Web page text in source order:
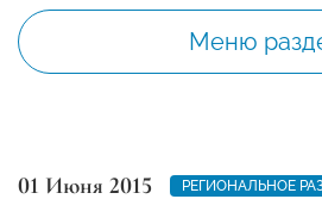
Меню
01 Июня 2015 РЕГИОНАЛЬНОЕ